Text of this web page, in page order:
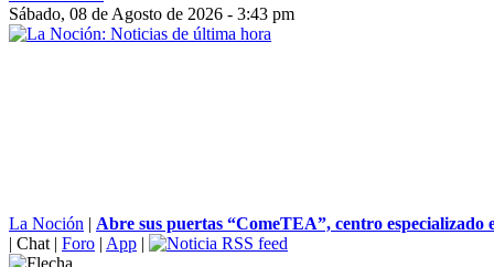
Sábado, 08 de Agosto de 2026 - 3:43 pm
La Noción | Abre sus puertas “ComeTEA”, centro especializado
| Chat | Foro | App |